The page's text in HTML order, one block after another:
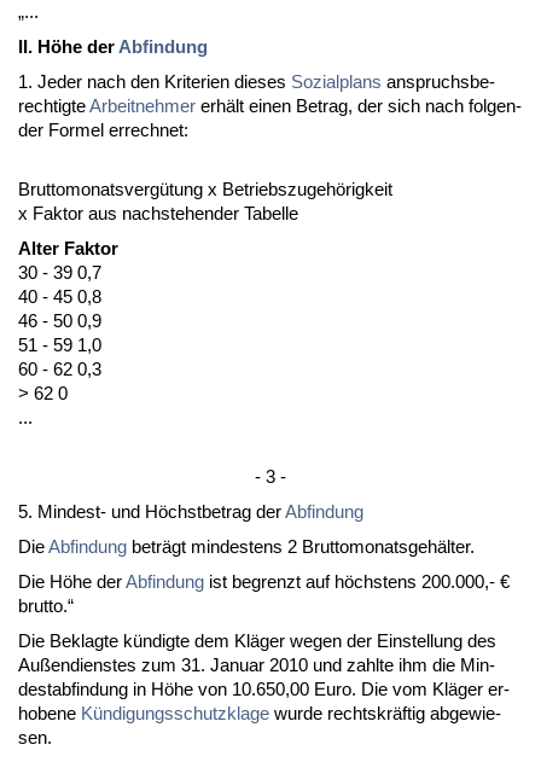
„...
II. Höhe der Ab­fin­dung
1. Je­der nach den Kri­te­ri­en die­ses So­zi­al­plans an­spruchs­be­
rech­tig­teAr­beit­neh­mer erhält ei­nen Be­trag, der sich nach fol­gen­
der For­mel er­rech­net:
Brut­to­mo­nats­vergütung x Be­triebs­zu­gehörig­keit
x Fak­tor aus nach­ste­hen­der Ta­bel­le
Al­ter Fak­tor
30 - 39 0,7
40 - 45 0,8
46 - 50 0,9
51 - 59 1,0
60 - 62 0,3
> 62 0
...
- 3 -
5. Min­dest- und Höchst­be­trag derAb­fin­dung
DieAb­fin­dung beträgt min­des­tens 2 Brut­to­mo­nats­gehälter.
Die Höhe derAb­fin­dung ist be­grenzt auf höchs­tens 200.000,- €
brut­to.“
Die Be­klag­te kündig­te dem Kläger we­gen der Ein­stel­lung des
Außen­diens­tes zum 31. Ja­nu­ar 2010 und zahl­te ihm die Min­
dest­ab­fin­dung in Höhe von 10.650,00 Eu­ro. Die vom Kläger er­
ho­be­ne Kündi­gungs­schutz­kla­ge wur­de rechts­kräftig ab­ge­wie­
sen.